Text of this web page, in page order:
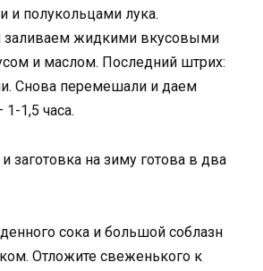
и полукольцами лука.
жидкими вкусовыми
и маслом. Последний штрих:
Снова перемешали и даем
1,5 часа.
заготовка на зиму готова в два
сока и большой соблазн
Отложите свеженького к